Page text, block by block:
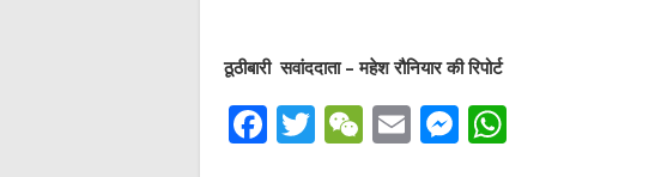
ठूठीबारी सवांददाता – महेश रौनियार की रिपोर्ट
F
T
W
E
M